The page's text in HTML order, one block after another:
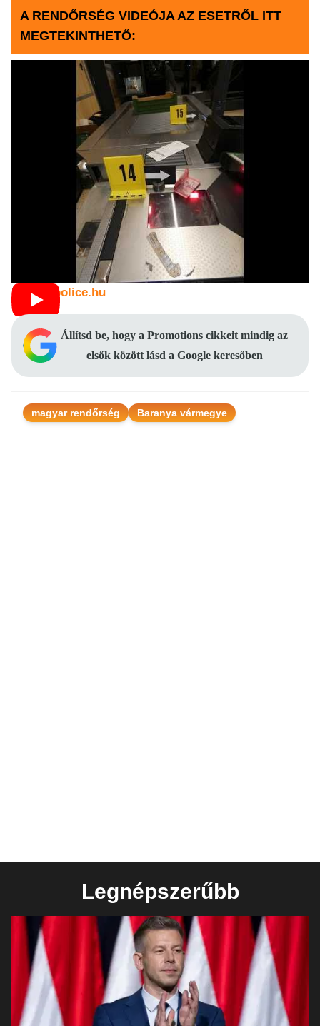
A RENDŐRSÉG VIDEÓJA AZ ESETRŐL ITT
MEGTEKINTHETŐ:
Forrás: police.hu
Állítsd be, hogy a Promotions cikkeit mindig az
elsők között lásd a Google keresőben
magyar rendőrség Baranya vármegye
Legnépszerűbb